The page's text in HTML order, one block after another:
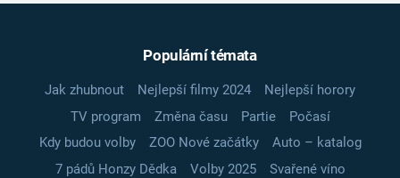
Populární témata
Jak zhubnout Nejlepší filmy 2024
Nejlepší horory
TV program
Změna času Partie
Počasí
Kdy budou volby
ZOO Nové začátky
Auto – katalog
7 pádů Honzy Dědka
Volby 2025
Svařené víno